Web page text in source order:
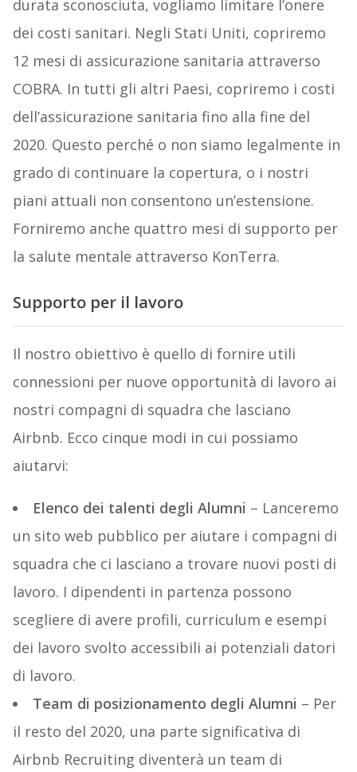
durata sconosciuta, vogliamo limitare l’onere
dei costi sanitari. Negli Stati Uniti, copriremo
12 mesi di assicurazione sanitaria attraverso
COBRA. In tutti gli altri Paesi, copriremo i costi
dell’assicurazione sanitaria fino alla fine del
2020. Questo perché o non siamo legalmente in
grado di continuare la copertura, o i nostri
piani attuali non consentono un’estensione.
Forniremo anche quattro mesi di supporto per
la salute mentale attraverso KonTerra.
Supporto per il lavoro
Il nostro obiettivo è quello di fornire utili
connessioni per nuove opportunità di lavoro ai
nostri compagni di squadra che lasciano
Airbnb. Ecco cinque modi in cui possiamo
aiutarvi:
Elenco dei talenti degli Alumni – Lanceremo
un sito web pubblico per aiutare i compagni di
squadra che ci lasciano a trovare nuovi posti di
lavoro. I dipendenti in partenza possono
scegliere di avere profili, curriculum e esempi
dei lavoro svolto accessibili ai potenziali datori
di lavoro.
Team di posizionamento degli Alumni – Per
il resto del 2020, una parte significativa di
Airbnb Recruiting diventerà un team di